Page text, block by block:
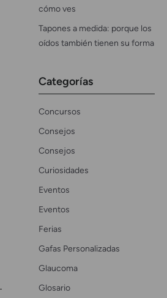
cómo ves
Tapones a medida: porque los
oídos también tienen su forma
Categorías
Concursos
Consejos
Consejos
Curiosidades
Eventos
Eventos
Ferias
Gafas Personalizadas
Glaucoma
Glosario